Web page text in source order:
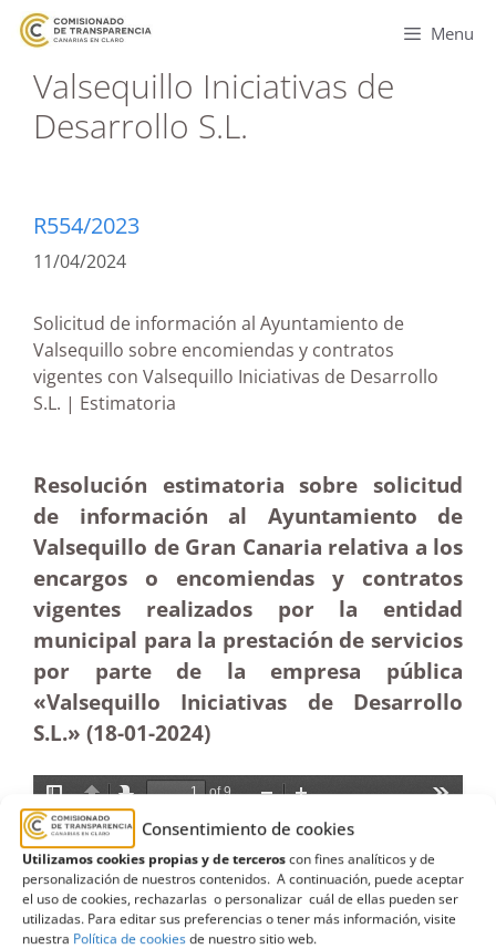
Consentimiento de cookies
Utilizamos cookies propias y de terceroscon fines analíticos y de
personalización de nuestros contenidos. A continuación, puede aceptar
el uso de cookies, rechazarlas o personalizar cuál de ellas pueden ser
utilizadas. Para editar sus preferencias o tener más información, visite
nuestra Política de cookiesde nuestro sitio web.
Menu
Valsequillo Iniciativas de
Desarrollo S.L.
R554/2023
11/04/2024
Solicitud de información al Ayuntamiento de
Valsequillo sobre encomiendas y contratos
vigentes con Valsequillo Iniciativas de Desarrollo
S.L. | Estimatoria
Resolución estimatoria sobre solicitud
de información al Ayuntamiento de
Valsequillo de Gran Canaria relativa a los
encargos o encomiendas y contratos
vigentes realizados por la entidad
municipal para la prestación de servicios
por parte de la empresa pública
«Valsequillo Iniciativas de Desarrollo
S.L.» (18-01-2024)